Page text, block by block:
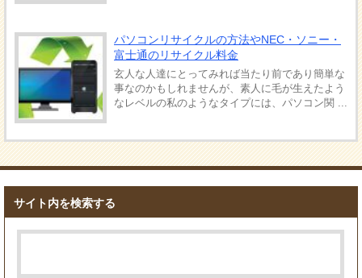
パソコンリサイクルの方法やNEC・ソニー・
富士通のリサイクル料金
玄人な人達にとってみれば当たり前であり簡単な
事なのかもしれませんが、素人に毛が生えたよう
なレベルの私のようなタイプには、パソコン関 ...
サイト内を検索する